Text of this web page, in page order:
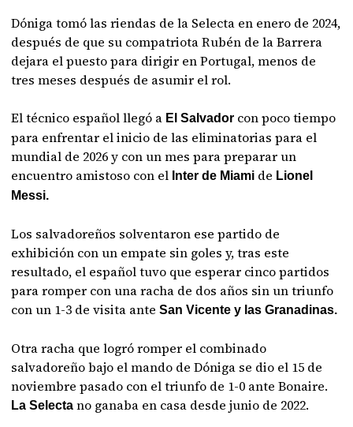
Dóniga tomó las riendas de la Selecta en enero de 2024,
después de que su compatriota Rubén de la Barrera
dejara el puesto para dirigir en Portugal, menos de
tres meses después de asumir el rol.
El técnico español llegó a El Salvador con poco tiempo
para enfrentar el inicio de las eliminatorias para el
mundial de 2026 y con un mes para preparar un
encuentro amistoso con el Inter de Miami de Lionel
Messi.
Los salvadoreños solventaron ese partido de
exhibición con un empate sin goles y, tras este
resultado, el español tuvo que esperar cinco partidos
para romper con una racha de dos años sin un triunfo
con un 1-3 de visita anteSan Vicente y las Granadinas.
Otra racha que logró romper el combinado
salvadoreño bajo el mando de Dóniga se dio el 15 de
noviembre pasado con el triunfo de 1-0 ante Bonaire.
La Selecta no ganaba en casa desde junio de 2022.